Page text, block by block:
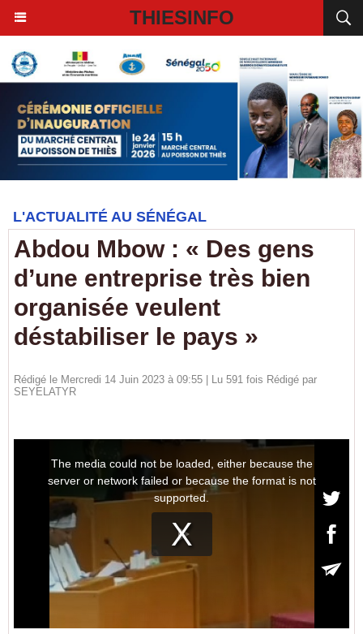
THIESINFO
L'ACTUALITÉ AU SÉNÉGAL
Abdou Mbow : « Des gens
d’une entreprise très bien
organisée veulent
déstabiliser le pays »
Rédigé le Mercredi 14 Juin 2023 à 09:55 | Lu 591 fois Rédigé par
SEYELATYR